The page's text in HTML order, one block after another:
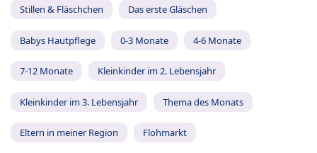
Stillen & Fläschchen Das erste Gläschen
Babys Hautpflege 0-3 Monate 4-6 Monate
7-12 Monate Kleinkinder im 2. Lebensjahr
Kleinkinder im 3. Lebensjahr Thema des Monats
Eltern in meiner Region Flohmarkt